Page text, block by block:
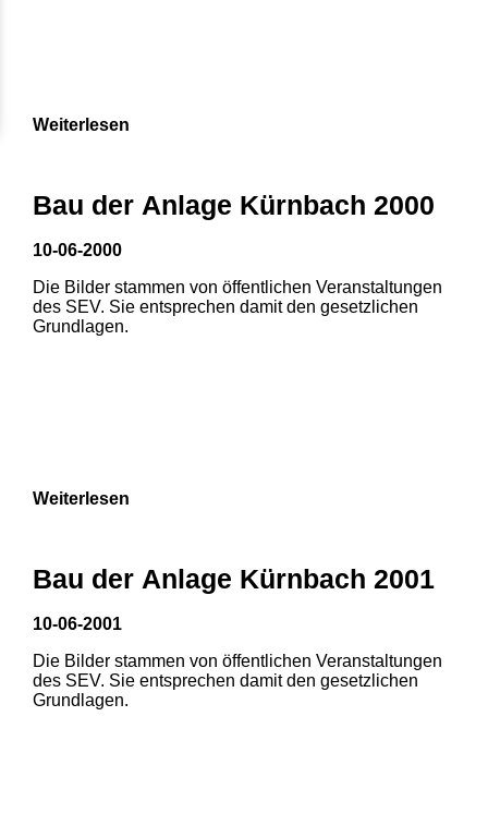
Weiterlesen
Bau der Anlage Kürnbach 2000
10-06-2000
Die Bilder stammen von öffentlichen Veranstaltungen
des SEV. Sie entsprechen damit den gesetzlichen
Grundlagen.
Weiterlesen
Bau der Anlage Kürnbach 2001
10-06-2001
Die Bilder stammen von öffentlichen Veranstaltungen
des SEV. Sie entsprechen damit den gesetzlichen
Grundlagen.